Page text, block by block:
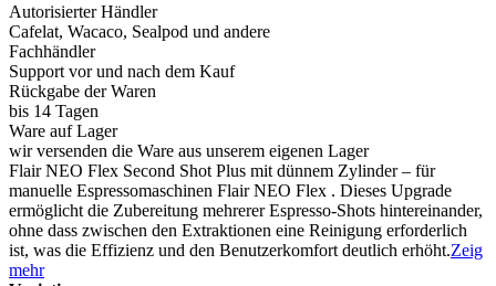
Autorisierter Händler
Cafelat, Wacaco, Sealpod und andere
Fachhändler
Support vor und nach dem Kauf
Rückgabe der Waren
bis 14 Tagen
Ware auf Lager
wir versenden die Ware aus unserem eigenen Lager
Flair NEO Flex Second Shot Plus mit dünnem Zylinder – für
manuelle Espressomaschinen Flair NEO Flex . Dieses Upgrade
ermöglicht die Zubereitung mehrerer Espresso-Shots hintereinander,
ohne dass zwischen den Extraktionen eine Reinigung erforderlich
ist, was die Effizienz und den Benutzerkomfort deutlich erhöht.Zeig
mehr